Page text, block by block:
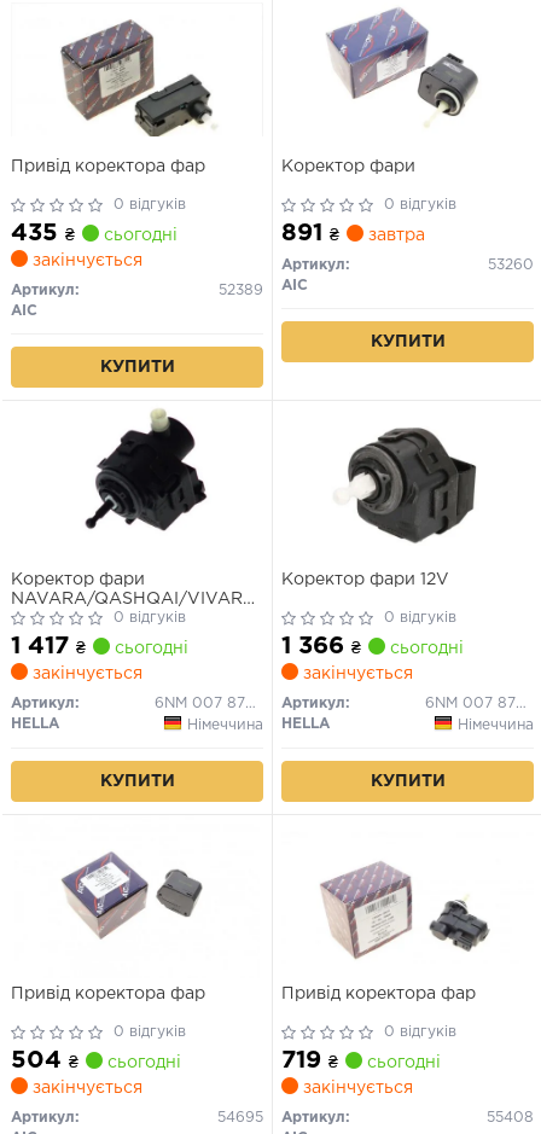
Привід коректора фар
0 відгуків
435 ₴
сьогодні
закінчується
Артикул:
52389
AIC
КУПИТИ
Коректор фари
0 відгуків
891 ₴ завтра
Артикул:
53260
AIC
КУПИТИ
Коректор фари
NAVARA/QASHQAI/VIVARO/CLIO
92-
0 відгуків
1 417 ₴
сьогодні
закінчується
Артикул:
6NM 007 878-501
HELLA
Німеччина
КУПИТИ
Коректор фари 12V
0 відгуків
1 366 ₴
сьогодні
закінчується
Артикул:
6NM 007 878-531
HELLA
Німеччина
КУПИТИ
Привід коректора фар
0 відгуків
504 ₴
сьогодні
закінчується
Артикул:
54695
Привід коректора фар
0 відгуків
719 ₴
сьогодні
закінчується
Артикул:
55408